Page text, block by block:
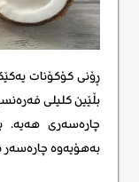
ڕۆنی کۆکۆنات
چارەسەری هەیە.
بەهۆیەوە چارەسەر